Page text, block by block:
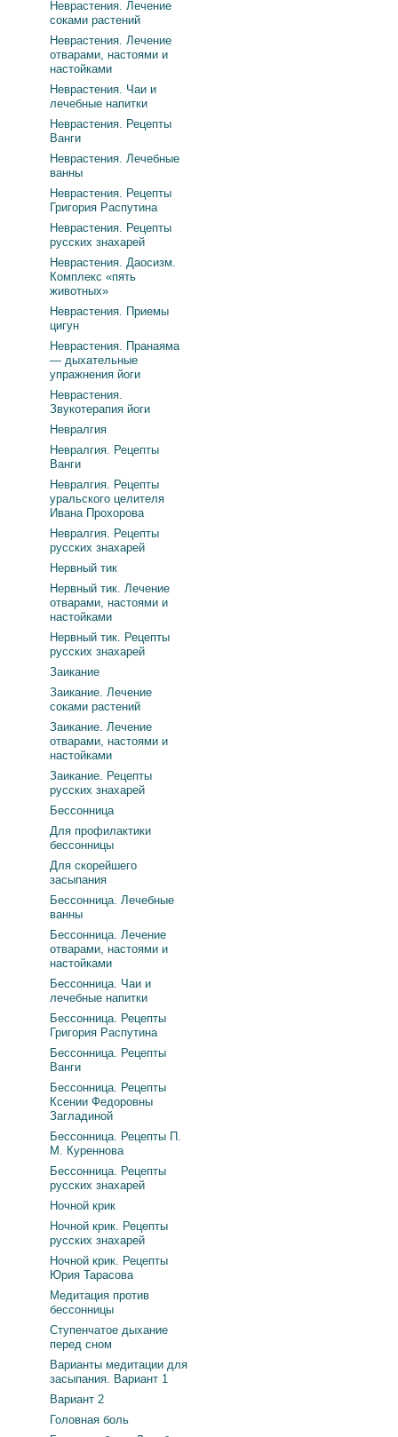
Неврастения. Лечение
соками растений
Неврастения. Лечение
отварами, настоями и
настойками
Неврастения. Чаи и
лечебные напитки
Неврастения. Рецепты
Ванги
Неврастения. Лечебные
ванны
Неврастения. Рецепты
Григория Распутина
Неврастения. Рецепты
русских знахарей
Неврастения. Даосизм.
Комплекс «пять
животных»
Неврастения. Приемы
цигун
Неврастения. Пранаяма
— дыхательные
упражнения йоги
Неврастения.
Звукотерапия йоги
Невралгия
Невралгия. Рецепты
Ванги
Невралгия. Рецепты
уральского целителя
Ивана Прохорова
Невралгия. Рецепты
русских знахарей
Нервный тик
Нервный тик. Лечение
отварами, настоями и
настойками
Нервный тик. Рецепты
русских знахарей
Заикание
Заикание. Лечение
соками растений
Заикание. Лечение
отварами, настоями и
настойками
Заикание. Рецепты
русских знахарей
Бессонница
Для профилактики
бессонницы
Для скорейшего
засыпания
Бессонница. Лечебные
ванны
Бессонница. Лечение
отварами, настоями и
настойками
Бессонница. Чаи и
лечебные напитки
Бессонница. Рецепты
Григория Распутина
Бессонница. Рецепты
Ванги
Бессонница. Рецепты
Ксении Федоровны
Загладиной
Бессонница. Рецепты П.
М. Куреннова
Бессонница. Рецепты
русских знахарей
Ночной крик
Ночной крик. Рецепты
русских знахарей
Ночной крик. Рецепты
Юрия Тарасова
Медитация против
бессонницы
Ступенчатое дыхание
перед сном
Варианты медитации для
засыпания. Вариант 1
Вариант 2
Головная боль